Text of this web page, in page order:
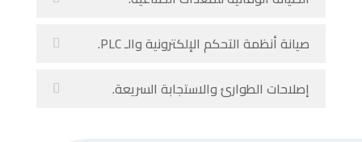
صيانة أنظمة التحكم الإلكترونية والـ PLC.
إصلاحات الطوارئ والاستجابة السريعة.